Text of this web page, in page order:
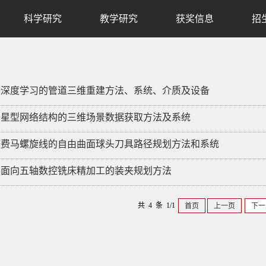
科学研究 教学研究 获奖信息 招
度学习的管道三维重建方法、系统、介质及设备
型网络结构的三维场景数据获取方法及系统
马螺旋线的自由曲面球头刀具路径规划方法和系统
向五轴数控铣床精加工的装夹规划方法
共 4 条 1/1 首页 上一页 下